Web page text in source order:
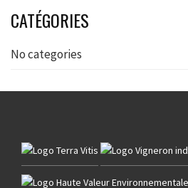
CATÉGORIES
No categories